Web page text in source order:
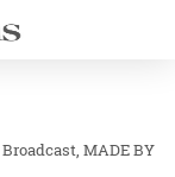
Broadcast MADE BY